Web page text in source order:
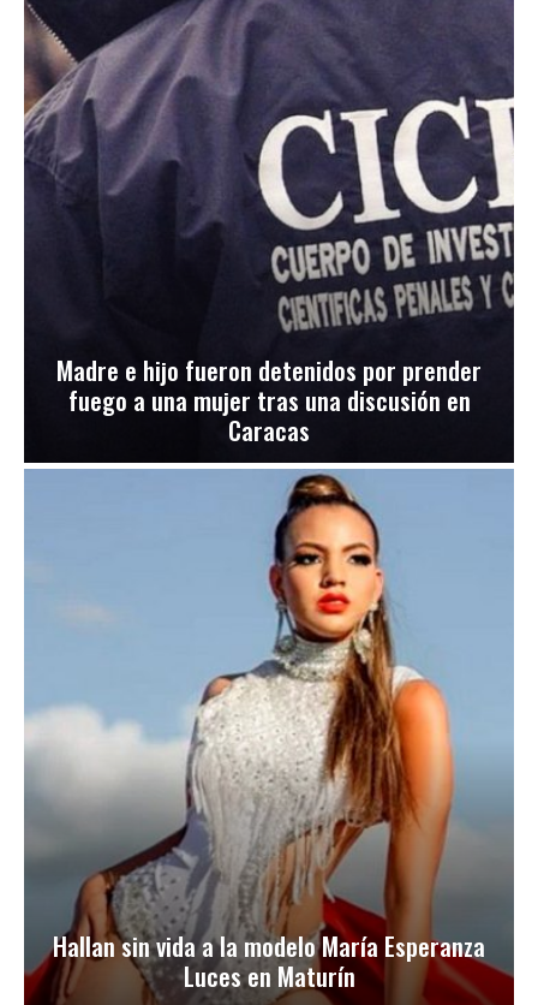
Madre e hijo fueron detenidos por prender
fuego a una mujer tras una discusión en
Caracas
Hallan sin vida a la modelo María Esperanza
Luces en Maturín